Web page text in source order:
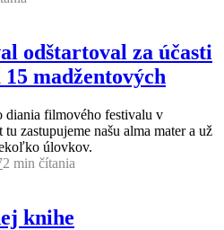
odštartoval za účasti
madžentových
diania filmového festivalu v
zastupujeme našu alma mater a už
úlovkov.
2 min čítania
knihe